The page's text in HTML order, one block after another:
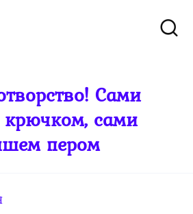
Сами
сами
пером